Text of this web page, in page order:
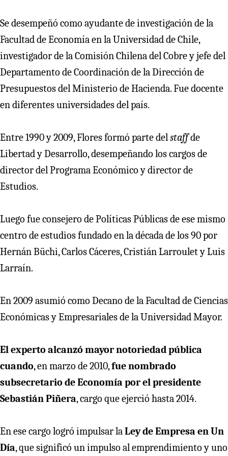
Se desempeñó como ayudante de investigación de la
Facultad de Economía en la Universidad de Chile,
investigador de la Comisión Chilena del Cobre y jefe del
Departamento de Coordinación de la Dirección de
Presupuestos del Ministerio de Hacienda. Fue docente
en diferentes universidades del país.
Entre 1990 y 2009, Flores formó parte delstaffde
Libertad y Desarrollo, desempeñando los cargos de
director del Programa Económico y director de
Estudios.
Luego fue consejero de Políticas Públicas de ese mismo
centro de estudios fundado en la década de los 90 por
Hernán Büchi, Carlos Cáceres, Cristián Larroulet y Luis
Larraín.
En 2009 asumió como Decano de la Facultad de Ciencias
Económicas y Empresariales de la Universidad Mayor.
El experto alcanzó mayor notoriedad pública
cuando, en marzo de 2010,fue nombrado
subsecretario de Economía por el presidente
Sebastián Piñera, cargo que ejerció hasta 2014.
En ese cargo logró impulsar laLey de Empresa en Un
Día, que significó un impulso al emprendimiento y uno